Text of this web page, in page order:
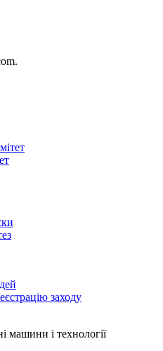
заходу
машини і технології